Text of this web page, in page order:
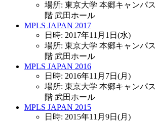
場所: 東京大学 本郷キャンパ
階 武田ホール
MPLS JAPAN 2017
日時: 2017年11月1日(水)
場所: 東京大学 本郷キャンパ
階 武田ホール
MPLS JAPAN 2016
日時: 2016年11月7日(月)
場所: 東京大学 本郷キャンパ
階 武田ホール
MPLS JAPAN 2015
日時: 2015年11月9日(月)